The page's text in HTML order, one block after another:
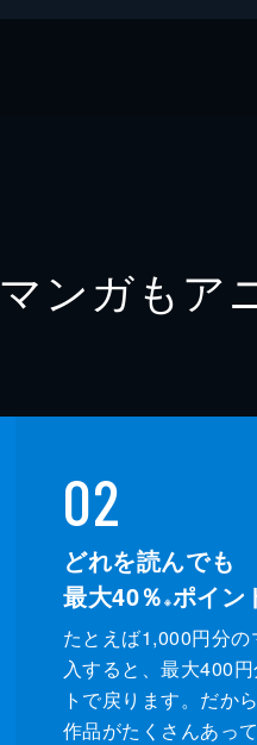
マンガもア
02
どれを読んでも
最大40％ ※ポイン
たとえば1,000円分
入すると、最大400
トで戻ります。だか
作品がたくさんあって